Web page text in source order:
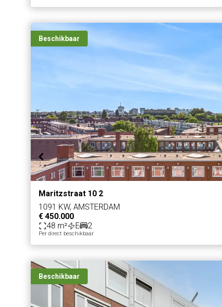
Beschikbaar
Maritzstraat 10 2
1091 KW, AMSTERDAM
€ 450.000
48 m²
E 2
Per direct beschikbaar
Beschikbaar